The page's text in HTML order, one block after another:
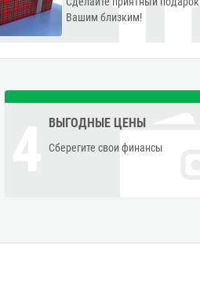
Вашим близким!
ВЫГОДНЫЕ ЦЕНЫ
Сберегите свои финансы